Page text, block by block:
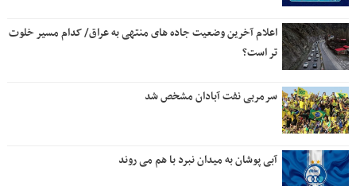
اعلام آخرین وضعیت جاده های منتهی به عراق/ کدام مسیر خلوت
تر است؟
سرمربی نفت آبادان مشخص شد
آبی پوشان به میدان نبرد با هم می روند